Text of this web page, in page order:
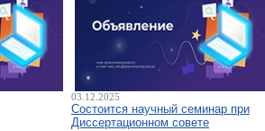
03.12.2025
Состоится научный семинар при
Диссертационном совете